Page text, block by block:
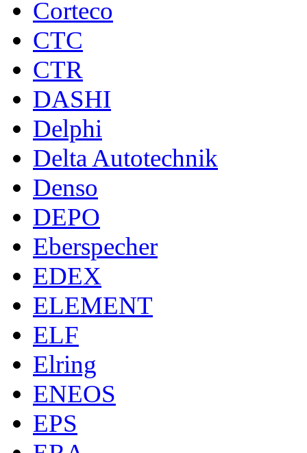
Corteco
CTC
CTR
DASHI
Delphi
Delta Autotechnik
Denso
DEPO
Eberspecher
EDEX
ELEMENT
ELF
Elring
ENEOS
EPS